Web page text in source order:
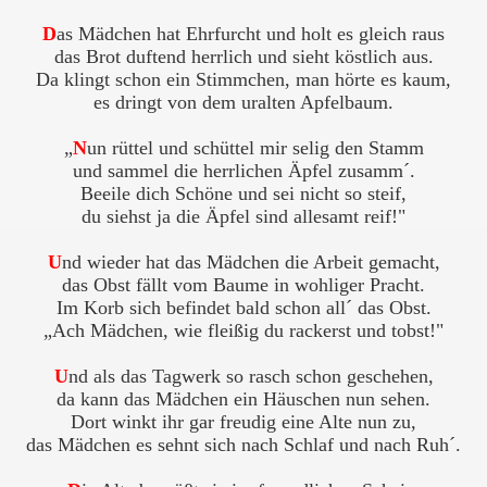
Das Mädchen hat Ehrfurcht und holt es gleich raus
das Brot duftend herrlich und sieht köstlich aus.
Da klingt schon ein Stimmchen, man hörte es kaum,
es dringt von dem uralten Apfelbaum.
„Nun rüttel und schüttel mir selig den Stamm
und sammel die herrlichen Äpfel zusamm´.
Beeile dich Schöne und sei nicht so steif,
du siehst ja die Äpfel sind allesamt reif!"
Und wieder hat das Mädchen die Arbeit gemacht,
das Obst fällt vom Baume in wohliger Pracht.
Im Korb sich befindet bald schon all´ das Obst.
„Ach Mädchen, wie fleißig du rackerst und tobst!"
Und als das Tagwerk so rasch schon geschehen,
da kann das Mädchen ein Häuschen nun sehen.
Dort winkt ihr gar freudig eine Alte nun zu,
das Mädchen es sehnt sich nach Schlaf und nach Ruh´.